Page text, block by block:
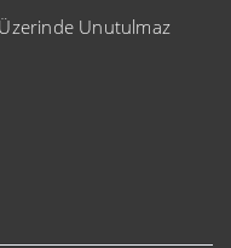
Unutulmaz